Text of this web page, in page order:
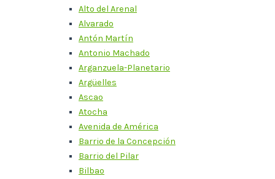
Alto del Arenal
Alvarado
Antón Martín
Antonio Machado
Arganzuela-Planetario
Argüelles
Ascao
Atocha
Avenida de América
Barrio de la Concepción
Barrio del Pilar
Bilbao